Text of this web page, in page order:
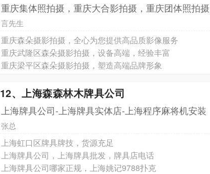
重庆集体照拍摄，重庆大合影拍摄，重庆团体照拍摄
言先生
重庆森朵摄影拍摄，全心为您提供高品质影像服务
重庆武隆区森朵摄影拍摄，设备高端，经验丰富
重庆梁平区森朵摄影拍摄，塑造高端品牌形象
12、上海森森林木牌具公司
上海牌具公司-上海牌具实体店-上海程序麻将机安装
张总
上海虹口区牌具牌技，货源充足
上海牌具公司，上海牌具批发，牌具店电话
上海牌具公司哪家正规，上海姚记9788扑克